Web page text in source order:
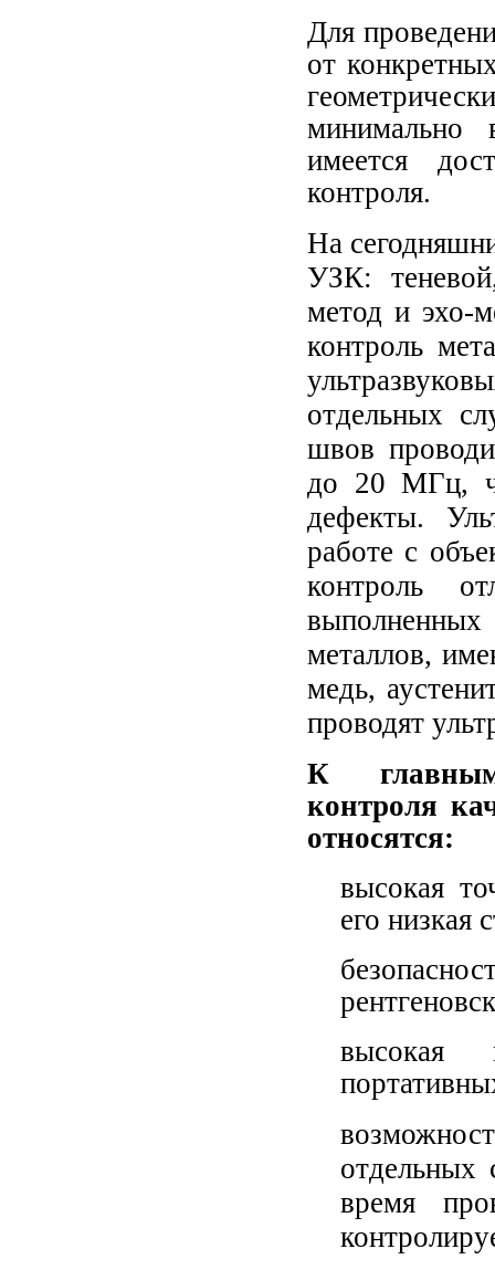
Для
от
минимально
имеется
контроля.
На
УЗК:
метод и эхо-
контроль
отдельных
швов
до 20 МГц,
дефекты.
работе с
контроль
металлов,
медь,
проводят
К главным
контроля
относятся:
высокая
его низкая
высокая
отдельных
время